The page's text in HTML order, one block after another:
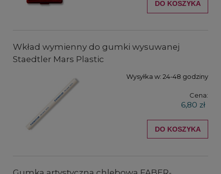
DO KOSZYKA
Wkład wymienny do gumki wysuwanej
Staedtler Mars Plastic
Wysyłka w: 24-48 godziny
Cena:
6,80 zł
DO KOSZYKA